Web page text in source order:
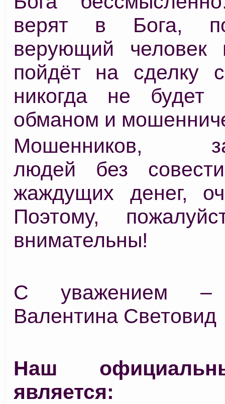
верят в Бога,
верующий человек
пойдёт на сделку
никогда не будет
обманом и
Мошенников,
людей без
жаждущих денег,
Поэтому,
внимательны!
С уважением
Валентина Световид
Наш
является: